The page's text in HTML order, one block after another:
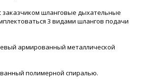
заказчиком шланговые дыхательные
3 видами шлангов подачи
армированный металлической
полимерной спиралью.